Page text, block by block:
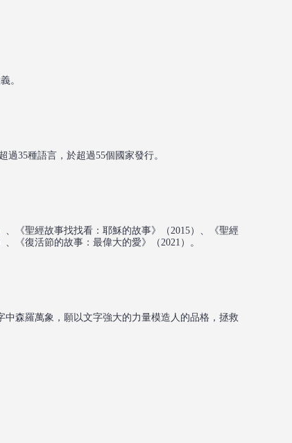
。
過35種語言，於超過55個國家發行。
《聖經故事找找看：耶穌的故事》（2015）、《聖經
《復活節的故事：最偉大的愛》（2021）。
森羅萬象，願以文字強大的力量模造人的品格，拯救